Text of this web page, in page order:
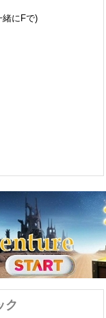
緒にFで)
ク